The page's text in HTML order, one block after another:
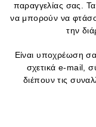
παραγγελίας σας.
να μπορούν να
την
Είναι υποχρέωση
σχετικά e-mail,
διέπουν τις